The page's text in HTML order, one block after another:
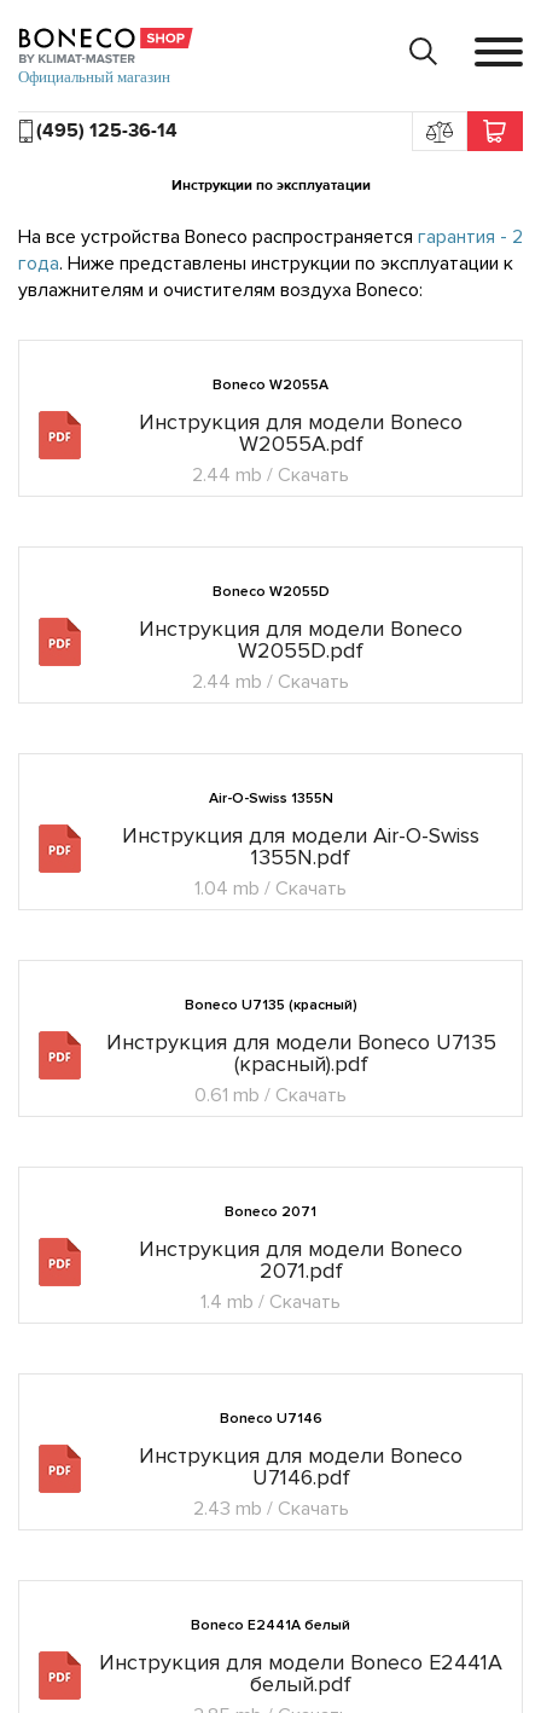
(495) 125-36-14
Инструкции по эксплуатации
На все устройства Boneco распространяется гарантия - 2
года. Ниже представлены инструкции по эксплуатации к
увлажнителям и очистителям воздуха Boneco:
Boneco W2055A
Инструкция для модели Boneco
W2055A.pdf
2.44 mb / Скачать
Boneco W2055D
Инструкция для модели Boneco
W2055D.pdf
2.44 mb / Скачать
Air-O-Swiss 1355N
Инструкция для модели Air-O-Swiss
1355N.pdf
1.04 mb / Скачать
Boneco U7135 (красный)
Инструкция для модели Boneco U7135
(красный).pdf
0.61 mb / Скачать
Boneco 2071
Инструкция для модели Boneco
2071.pdf
1.4 mb / Скачать
Boneco U7146
Инструкция для модели Boneco
U7146.pdf
2.43 mb / Скачать
Boneco E2441A белый
Инструкция для модели Boneco E2441A
белый.pdf